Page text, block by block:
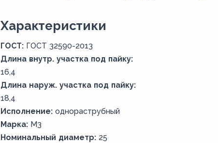
Xарактеристики
ГОСТ: ГОСТ 32590-2013
Длина внутр. участка под пайку:
16,4
Длина наруж. участка под пайку:
18,4
Исполнение: однораструбный
Марка: М3
Номинальный диаметр: 25